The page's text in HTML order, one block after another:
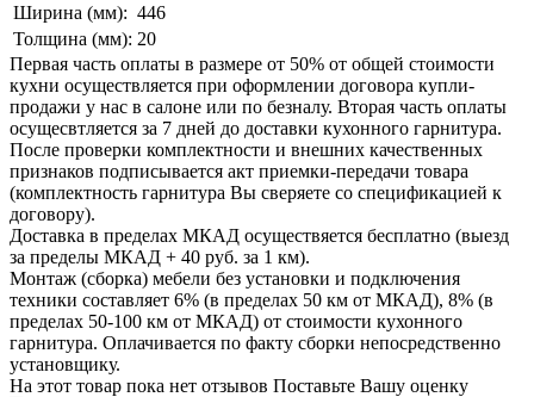
Ширина (мм): 446
Толщина (мм): 20
Первая часть оплаты в размере от 50% от общей стоимости
кухни осуществляется при оформлении договора купли-
продажи у нас в салоне или по безналу. Вторая часть оплаты
осущесвтляется за 7 дней до доставки кухонного гарнитура.
После проверки комплектности и внешних качественных
признаков подписывается акт приемки-передачи товара
(комплектность гарнитура Вы сверяете со спецификацией к
договору).
Доставка в пределах МКАД осуществяется бесплатно (выезд
за пределы МКАД + 40 руб. за 1 км).
Монтаж (сборка) мебели без установки и подключения
техники составляет 6% (в пределах 50 км от МКАД), 8% (в
пределах 50-100 км от МКАД) от стоимости кухонного
гарнитура. Оплачивается по факту сборки непосредственно
установщику.
На этот товар пока нет отзывов Поставьте Вашу оценку